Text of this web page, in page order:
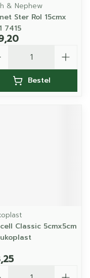
& Nephew
Ster Rol 15cmx
7415
Bestel
Classic 5cmx5cm